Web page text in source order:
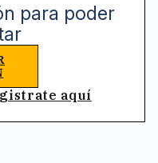
para poder
aquí